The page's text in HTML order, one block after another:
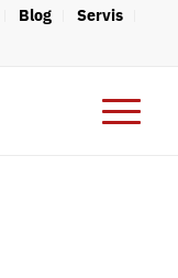
Blog
Servis